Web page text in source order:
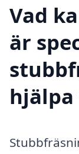
Vad
är